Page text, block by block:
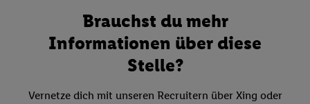
Brauchst du mehr
Informationen über diese
Stelle?
Vernetze dich mit unseren Recruitern über Xing oder